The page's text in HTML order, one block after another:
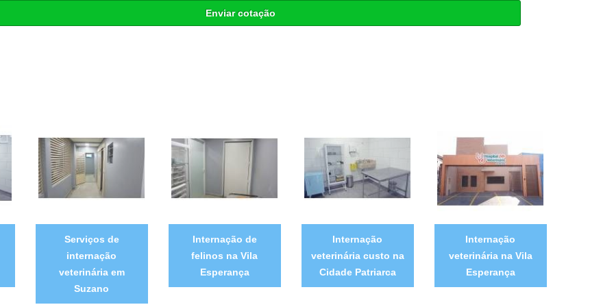
Enviar cotação
Serviços de
internação
veterinária em
Suzano
Internação de
felinos na Vila
Esperança
Internação
veterinária custo na
Cidade Patriarca
Internação
veterinária na Vila
Esperança